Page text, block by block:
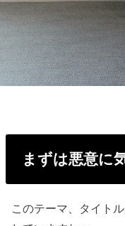
まずは悪意に
このテーマ、タイト